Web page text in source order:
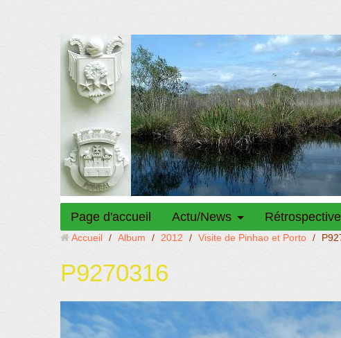
Page d'accueil Actu/News Rétrospective
Accueil / Album / 2012 / Visite de Pinhao et Porto /
P9270316